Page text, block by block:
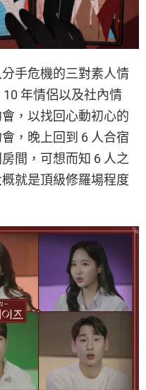
手危機的三對素人情
年情侶以及社內情
，以找回心動初心的
，晚上回到 6 人合宿
間，可想而知 6 人之
就是頂級修羅場程度